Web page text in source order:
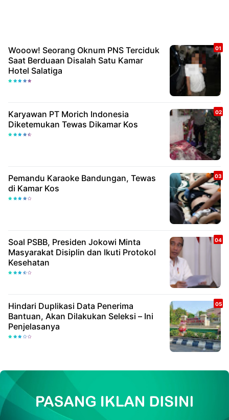
Wooow! Seorang Oknum PNS Terciduk
Saat Berduaan Disalah Satu Kamar
Hotel Salatiga
Karyawan PT Morich Indonesia
Diketemukan Tewas Dikamar Kos
Pemandu Karaoke Bandungan, Tewas
di Kamar Kos
Soal PSBB, Presiden Jokowi Minta
Masyarakat Disiplin dan Ikuti Protokol
Kesehatan
Hindari Duplikasi Data Penerima
Bantuan, Akan Dilakukan Seleksi – Ini
Penjelasanya